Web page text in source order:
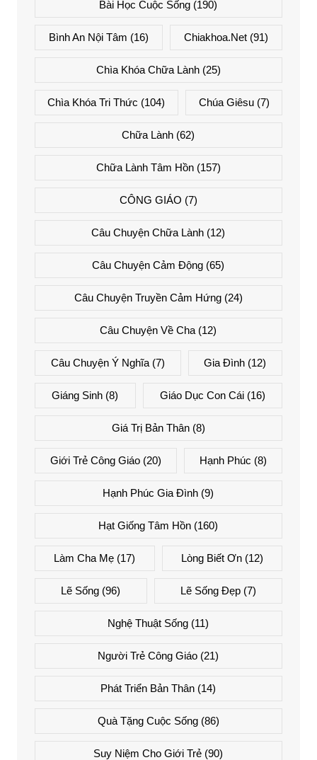
Bài Học Cuộc Sống (190)
Bình An Nội Tâm (16) Chiakhoa.net (91)
Chìa Khóa Chữa Lành(25)
Chìa Khóa Tri Thức (104) Chúa Giêsu(7)
Chữa Lành (62)
Chữa Lành Tâm Hồn(157)
CÔNG GIÁO (7)
Câu Chuyện Chữa Lành (12)
Câu Chuyện Cảm Động (65)
Câu Chuyện Truyền Cảm Hứng(24)
Câu Chuyện Về Cha (12)
Câu Chuyện Ý Nghĩa(7) Gia Đình (12)
Giáng Sinh (8) Giáo Dục Con Cái(16)
Giá Trị Bản Thân(8)
Giới Trẻ Công Giáo(20) Hạnh Phúc (8)
Hạnh Phúc Gia Đình (9)
Hạt Giống Tâm Hồn (160)
Làm Cha Mẹ (17) Lòng Biết Ơn(12)
Lẽ Sống (96) Lẽ Sống Đẹp(7)
Nghệ Thuật Sống (11)
Người Trẻ Công Giáo (21)
Phát Triển Bản Thân (14)
Quà Tặng Cuộc Sống(86)
Suy Niệm Cho Giới Trẻ (90)